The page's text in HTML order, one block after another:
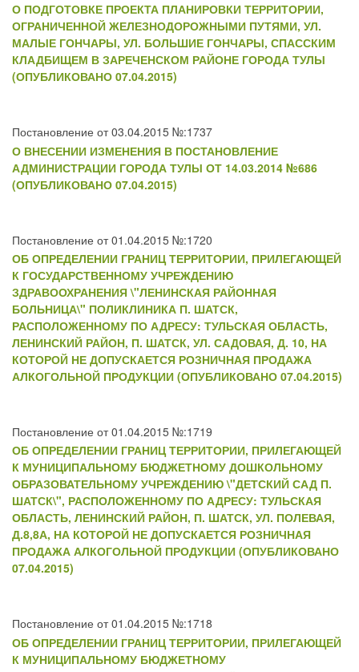
О ПОДГОТОВКЕ ПРОЕКТА ПЛАНИРОВКИ ТЕРРИТОРИИ,
ОГРАНИЧЕННОЙ ЖЕЛЕЗНОДОРОЖНЫМИ ПУТЯМИ, УЛ.
МАЛЫЕ ГОНЧАРЫ, УЛ. БОЛЬШИЕ ГОНЧАРЫ, СПАССКИМ
КЛАДБИЩЕМ В ЗАРЕЧЕНСКОМ РАЙОНЕ ГОРОДА ТУЛЫ
(ОПУБЛИКОВАНО 07.04.2015)
Постановление от 03.04.2015 №:1737
О ВНЕСЕНИИ ИЗМЕНЕНИЯ В ПОСТАНОВЛЕНИЕ
АДМИНИСТРАЦИИ ГОРОДА ТУЛЫ ОТ 14.03.2014 №686
(ОПУБЛИКОВАНО 07.04.2015)
Постановление от 01.04.2015 №:1720
ОБ ОПРЕДЕЛЕНИИ ГРАНИЦ ТЕРРИТОРИИ, ПРИЛЕГАЮЩЕЙ
К ГОСУДАРСТВЕННОМУ УЧРЕЖДЕНИЮ
ЗДРАВООХРАНЕНИЯ \"ЛЕНИНСКАЯ РАЙОННАЯ
БОЛЬНИЦА\" ПОЛИКЛИНИКА П. ШАТСК,
РАСПОЛОЖЕННОМУ ПО АДРЕСУ: ТУЛЬСКАЯ ОБЛАСТЬ,
ЛЕНИНСКИЙ РАЙОН, П. ШАТСК, УЛ. САДОВАЯ, Д. 10, НА
КОТОРОЙ НЕ ДОПУСКАЕТСЯ РОЗНИЧНАЯ ПРОДАЖА
АЛКОГОЛЬНОЙ ПРОДУКЦИИ (ОПУБЛИКОВАНО 07.04.2015)
Постановление от 01.04.2015 №:1719
ОБ ОПРЕДЕЛЕНИИ ГРАНИЦ ТЕРРИТОРИИ, ПРИЛЕГАЮЩЕЙ
К МУНИЦИПАЛЬНОМУ БЮДЖЕТНОМУ ДОШКОЛЬНОМУ
ОБРАЗОВАТЕЛЬНОМУ УЧРЕЖДЕНИЮ \"ДЕТСКИЙ САД П.
ШАТСК\", РАСПОЛОЖЕННОМУ ПО АДРЕСУ: ТУЛЬСКАЯ
ОБЛАСТЬ, ЛЕНИНСКИЙ РАЙОН, П. ШАТСК, УЛ. ПОЛЕВАЯ,
Д.8,8А, НА КОТОРОЙ НЕ ДОПУСКАЕТСЯ РОЗНИЧНАЯ
ПРОДАЖА АЛКОГОЛЬНОЙ ПРОДУКЦИИ (ОПУБЛИКОВАНО
07.04.2015)
Постановление от 01.04.2015 №:1718
ОБ ОПРЕДЕЛЕНИИ ГРАНИЦ ТЕРРИТОРИИ, ПРИЛЕГАЮЩЕЙ
К МУНИЦИПАЛЬНОМУ БЮДЖЕТНОМУ